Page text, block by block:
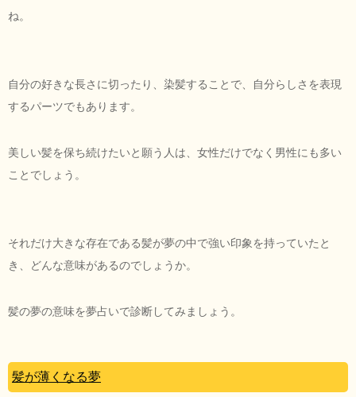
ね。
自分の好きな長さに切ったり、染髪することで、自分らしさを表現
するパーツでもあります。
美しい髪を保ち続けたいと願う人は、女性だけでなく男性にも多い
ことでしょう。
それだけ大きな存在である髪が夢の中で強い印象を持っていたと
き、どんな意味があるのでしょうか。
髪の夢の意味を夢占いで診断してみましょう。
髪が薄くなる夢